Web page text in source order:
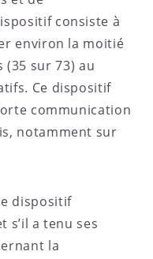
consiste à
environ la moitié
(35 sur 73) au
Ce dispositif
communication
notamment sur
dispositif
s’il a tenu ses
la